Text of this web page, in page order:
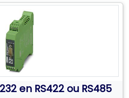
en RS422 ou RS485